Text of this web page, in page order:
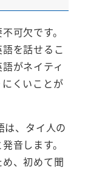
可欠です。
を話せるこ
がネイティ
くいことが
、タイ人の
音します。
、初めて聞